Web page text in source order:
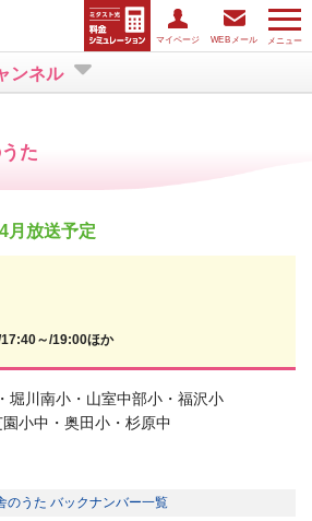
メニュー
マイページ WEBメール
ンネル
た
月放送予定
～/19:00ほか
川南小・山室中部小・福沢小
小中・奥田小・杉原中
のうた バックナンバー一覧